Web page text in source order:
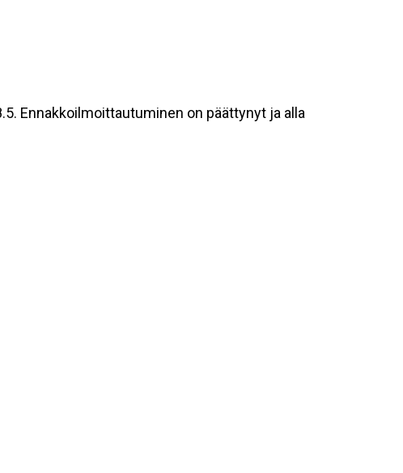
Ennakkoilmoittautuminen on päättynyt ja alla